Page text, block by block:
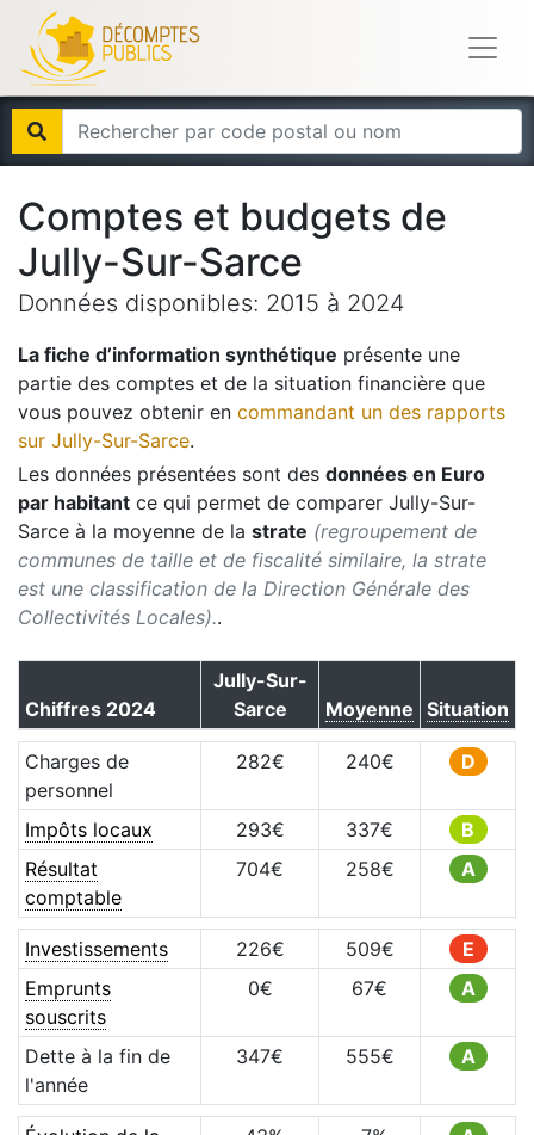
Comptes et budgets de
Jully-Sur-Sarce
Données disponibles: 2015 à 2024
La fiche d’information synthétique présente une
partie des comptes et de la situation financière que
vous pouvez obtenir en commandant un des rapports
sur Jully-Sur-Sarce.
Les données présentées sont des données en Euro
par habitant ce qui permet de comparer Jully-Sur-
Sarce à la moyenne de la strate (regroupement de
communes de taille et de fiscalité similaire, la strate
est une classification de la Direction Générale des
Collectivités Locales)..
Chiffres 2024
Jully-Sur-
Sarce
Moyenne Situation
Charges de
personnel
282€ 240€ D
Impôts locaux 293€ 337€
B
Résultat
comptable
704€ 258€ A
Investissements 226€ 509€
E
Emprunts
souscrits
0€ 67€ A
Dette à la fin de
l'année
347€ 555€ A